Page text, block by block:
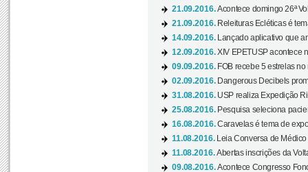
21.09.2016.Acontece domingo 26ª
21.09.2016. Releituras Ecléticas é
14.09.2016.
Lançado aplicativo que
12.09.2016.XIV EPETUSP acontece
09.09.2016. FOB recebe 5 estrelas
02.09.2016. Dangerous Decibels
31.08.2016. USP realiza Expedição
25.08.2016. Pesquisa seleciona
16.08.2016.Caravelas é tema de
11.08.2016.
Leia Conversa de
11.08.2016.Abertas inscrições da
09.08.2016.Acontece Congresso